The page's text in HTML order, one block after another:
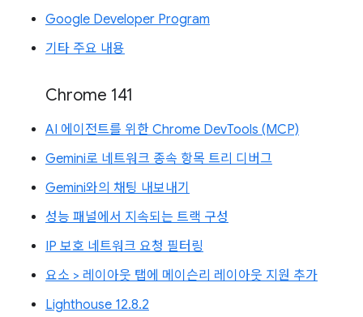
Google Developer Program
기타 주요 내용
Chrome 141
AI 에이전트를 위한 Chrome DevTools (MCP)
Gemini로 네트워크 종속 항목 트리 디버그
Gemini와의 채팅 내보내기
성능 패널에서 지속되는 트랙 구성
IP 보호 네트워크 요청 필터링
요소 > 레이아웃 탭에 메이슨리 레이아웃 지원 추가
Lighthouse 12.8.2